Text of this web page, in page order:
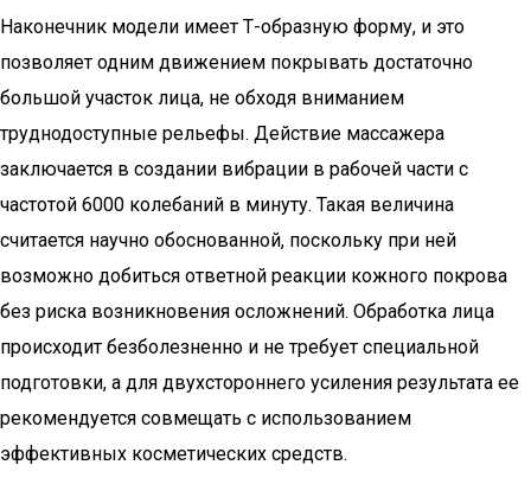
Наконечник модели имеет Т-образную форму, и это
позволяет одним движением покрывать достаточно
большой участок лица, не обходя вниманием
труднодоступные рельефы. Действие массажера
заключается в создании вибрации в рабочей части с
частотой 6000 колебаний в минуту. Такая величина
считается научно обоснованной, поскольку при ней
возможно добиться ответной реакции кожного покрова
без риска возникновения осложнений. Обработка лица
происходит безболезненно и не требует специальной
подготовки, а для двухстороннего усиления результата ее
рекомендуется совмещать с использованием
эффективных косметических средств.